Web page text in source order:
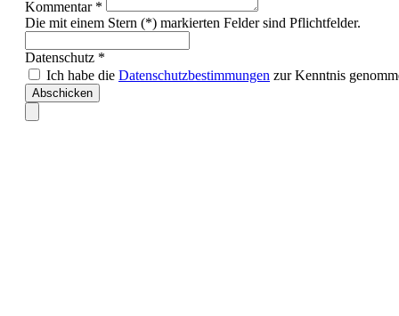
Kommentar *
Die mit einem Stern (*) markierten Felder sind Pflichtfelder.
Datenschutz *
Ich habe die Datenschutzbestimmungen zur Kenntnis
Abschicken